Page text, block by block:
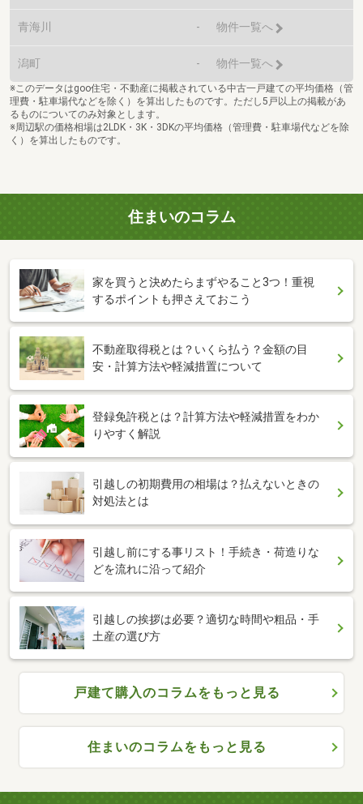
青海川 - 物件一覧へ
潟町 - 物件一覧へ
※このデータはgoo住宅・不動産に掲載されている中古一戸建ての平均価格（管
理費・駐車場代などを除く）を算出したものです。ただし5戸以上の掲載があ
るものについてのみ対象とします。
※周辺駅の価格相場は2LDK・3K・3DKの平均価格（管理費・駐車場代などを除
く）を算出したものです。
住まいのコラム
家を買うと決めたらまずやること3つ！重視
するポイントも押さえておこう
不動産取得税とは？いくら払う？金額の目
安・計算方法や軽減措置について
登録免許税とは？計算方法や軽減措置をわか
りやすく解説
引越しの初期費用の相場は？払えないときの
対処法とは
引越し前にする事リスト！手続き・荷造りな
どを流れに沿って紹介
引越しの挨拶は必要？適切な時間や粗品・手
土産の選び方
戸建て購入のコラムをもっと見る
住まいのコラムをもっと見る